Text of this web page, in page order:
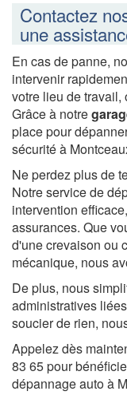
Contactez
une
En cas de panne,
intervenir
votre lieu de travail,
Grâce à notre
place pour
sécurité à
Ne perdez plus de
Notre service de
intervention
assurances. Que
d'une crevaison ou
mécanique, nous
De plus, nous
administratives
soucier de rien,
Appelez dès
83 65 pour
dépannage auto à